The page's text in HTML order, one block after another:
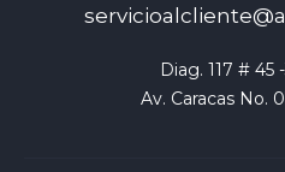
Diag. 117 #
Av. Caracas No.